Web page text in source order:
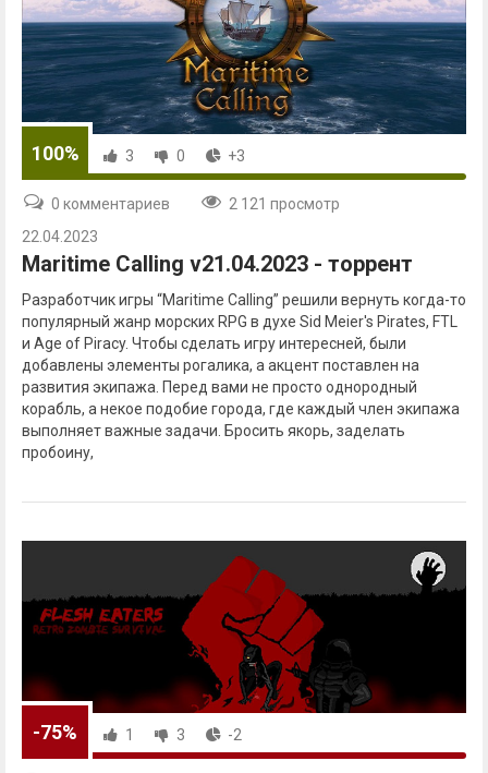
100% 3 0 +3
0 комментариев
2 121 просмотр
22.04.2023
Maritime Calling v21.04.2023 - торрент
Разработчик игры “Maritime Calling” решили вернуть когда-то
популярный жанр морских RPG в духе Sid Meier's Pirates, FTL
и Age of Piracy. Чтобы сделать игру интересней, были
добавлены элементы рогалика, а акцент поставлен на
развития экипажа. Перед вами не просто однородный
корабль, а некое подобие города, где каждый член экипажа
выполняет важные задачи. Бросить якорь, заделать
пробоину,
-75% 1 3 -2